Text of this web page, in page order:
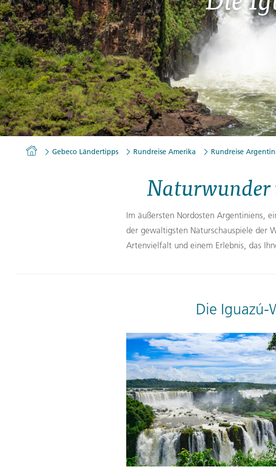
Gutscheine
Messen und Veranstaltungen
Notfallteam und
Krisenmanagement
→
→
Homepage
Gebeco Ländertipps Rundreise Amerika Rundreise
Naturwunder
Im äußersten Nordosten Argentiniens,
der gewaltigsten Naturschauspiele der
Artenvielfalt und einem Erlebnis, das
Die Iguazú-